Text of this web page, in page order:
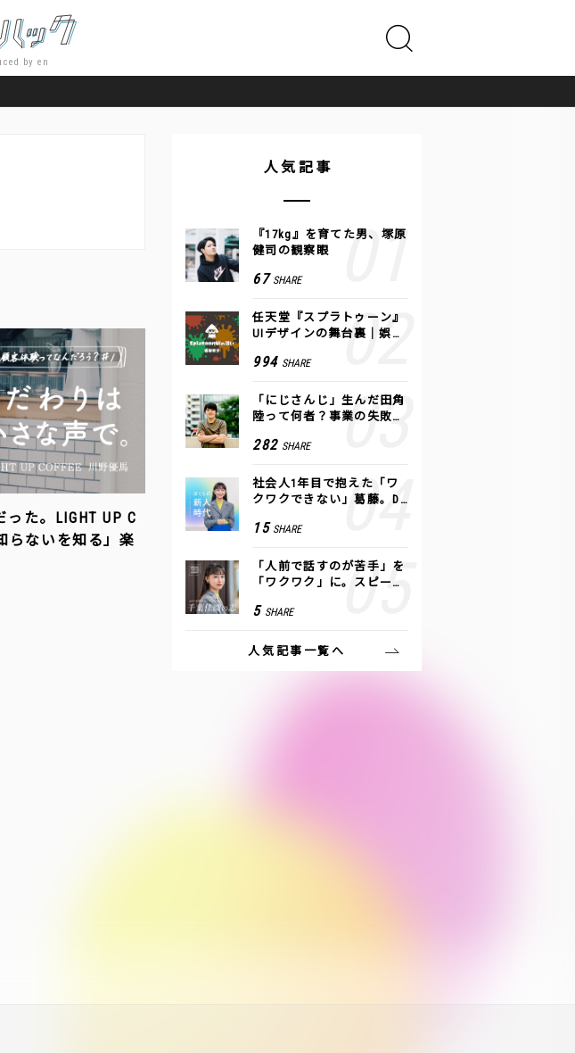
by en
た。LIGHT UP C
らないを知る」楽
人気記事
『17kg』を育てた男、塚原
健司の観察眼
67 SHARE
任天堂『スプラトゥーン』
UIデザインの舞台裏｜娯楽
994 SHARE
「にじさんじ」生んだ田角
陸って何者？事業の失敗
COLOR
282 SHARE
社会人1年目で抱えた「ワ
クワクできない」葛藤。De
つけた、私の生きる道
15 SHARE
「人前で話すのが苦手」を
「ワクワク」に。スピーチ
方トレーニング」に込めた
5 SHARE
人気記事一覧へ